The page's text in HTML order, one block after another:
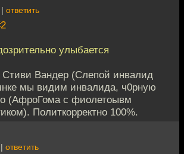
| ответить
улыбается
Вандер (Cлепой инвалид
мы видим инвалида, ч0рную
(АфроГома с фиолетоывм
Политкорректно 100%.
| ответить